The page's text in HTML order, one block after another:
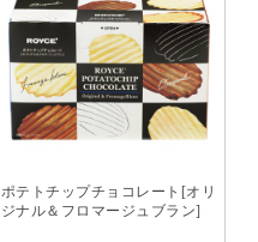
ポテトチップチョコレート[オリ
ジナル＆フロマージュブラン]